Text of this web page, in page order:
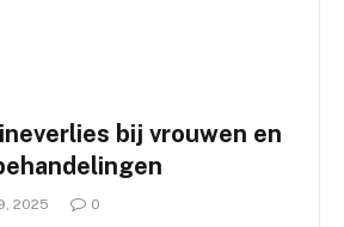
bij vrouwen en
2025 0